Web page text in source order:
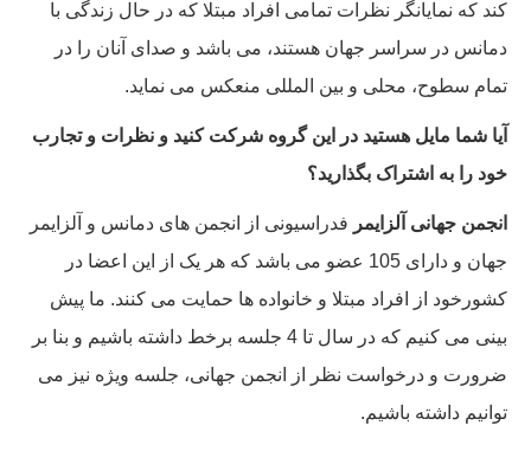
کند که نمایانگر نظرات تمامی افراد مبتلا که در حال زندگی با
دمانس در سراسر جهان هستند، می باشد و صدای آنان را در
تمام سطوح، محلی و بین المللی منعکس می نماید.
آیا شما مایل هستید در این گروه شرکت کنید و نظرات و تجارب
خود را به اشتراک بگذارید؟
انجمن جهانی آلزایمر فدراسیونی از انجمن های دمانس و آلزایمر
جهان و دارای 105 عضو می باشد که هر یک از این اعضا در
کشورخود از افراد مبتلا و خانواده ها حمایت می کنند. ما پیش
بینی می کنیم که در سال تا 4 جلسه برخط داشته باشیم و بنا بر
ضرورت و درخواست نظر از انجمن جهانی، جلسه ویژه نیز می
توانیم داشته باشیم.